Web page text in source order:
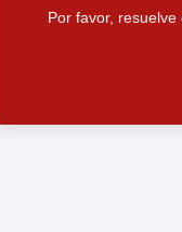
Por favor,